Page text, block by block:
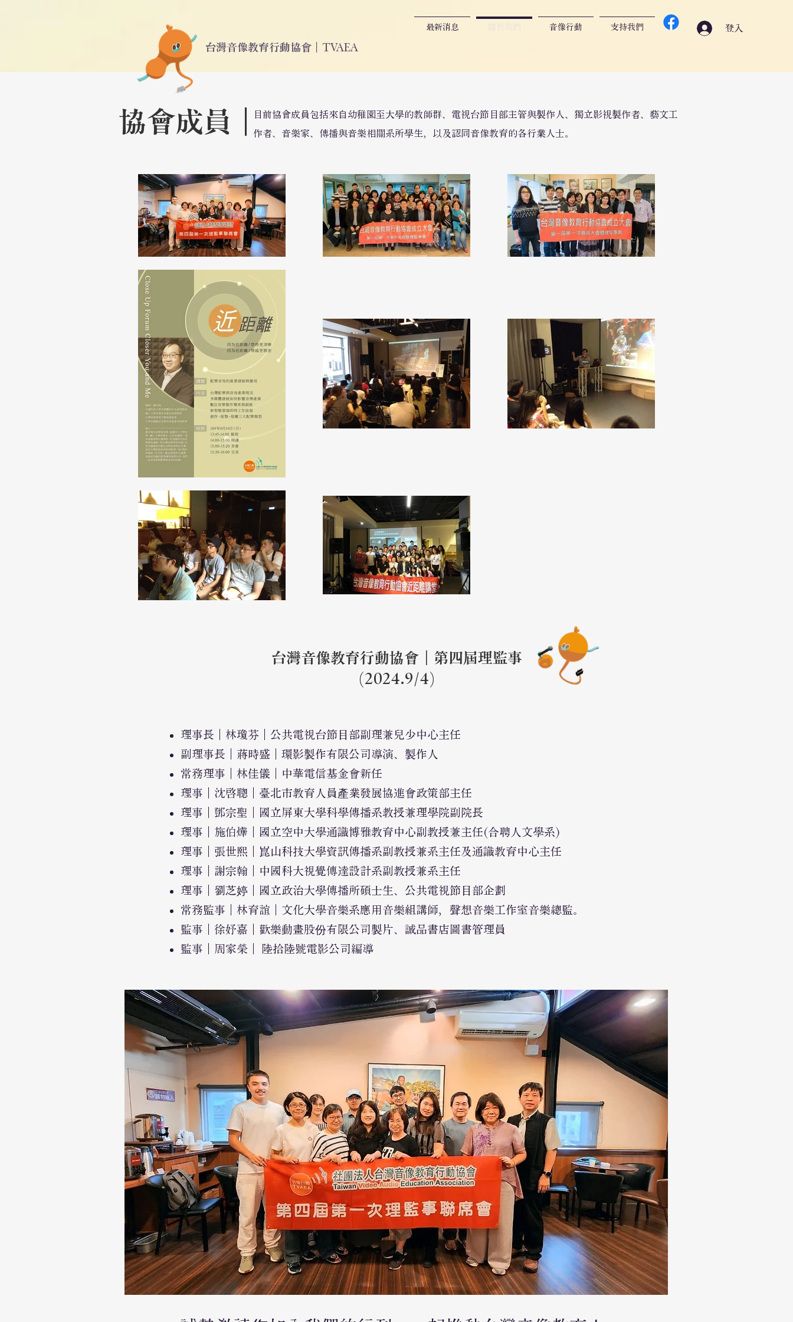
最新消息 音像行動 支持我們
台灣音像教育行動協會｜TVAEA
登入
協會成員｜目前協會成員包括來自幼稚園至大學的教師群、電視台節目部主管與製作人、獨立影視製作者、藝文工
作者、音樂家、傳播與音樂相關系所學生，以及認同音像教育的各行業人士。
台灣音像教育行動協會｜第四屆理監事
(​2024.9/4)
理事長｜林瓊芬｜公共電視台節目部副理兼 兒少中心主任
副理事長｜蔣時盛｜環影製作有限公司導演、製作人
常務理事｜林佳儀｜中華電信基金會新任
理事｜沈啓聰｜臺北市教育人員產業發展協進會政策部主任
理事｜鄧宗聖｜國立屏東大學科學傳播系教授兼理學院副院長
理事｜施伯燁｜國立空中大學通識博雅教育中心副教授兼主任(合聘人文學系)
理事｜張世熙｜崑山科技大學資訊傳播系副教授兼系主任及通識教育中心主任
理事｜謝宗翰｜中國科大視覺傳達設計系副教授兼系主任
理事｜劉芝婷｜國立政治大學傳播所碩士生、公共電視節目部企劃
常務監事｜林育誼｜文化大學音樂系應用音樂組講師，聲想音樂工作室音樂總監。
監事｜徐妤嘉｜歡樂動畫股份有限公司製片、誠品書店圖書管理員
監事｜周家榮｜ 陸拾陸號電影公司編導